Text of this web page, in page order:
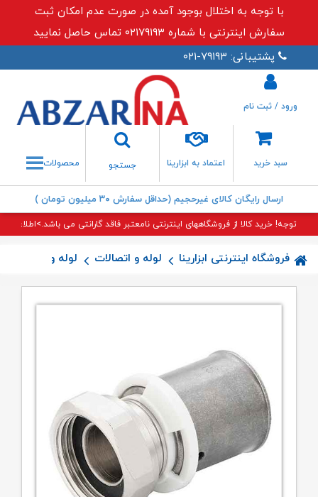
با توجه به اختلال بوجود آمده در صورت عدم امکان ثبت
سفارش اینترنتی با شماره ۰۲۱۷۹۱۹۳ تماس حاصل نمایید
پشتیبانی: ۷۹۱۹۳-۰۲۱
سبد خرید اعتماد به ابزارینا
جستجو
جستجو
ورود / ثبت نام
محصولات
ارسال رایگان کالای غیرحجیم (حداقل سفارش ۳۰ میلیون تومان )
توجه! خرید کالا از فروشگاههای اینترنتی نامعتبر فاقد گارانتی می باشد.>اطلاعات
فروشگاه اینترنتی ابزارینا لوله و اتصالات لوله و اتصالات